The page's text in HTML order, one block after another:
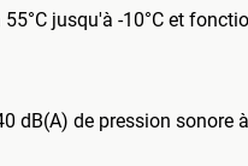
jusqu'à -10°C et
dB(A) de pression sonore